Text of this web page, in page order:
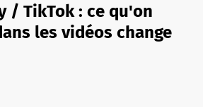
/ TikTok : ce qu'on
les vidéos change